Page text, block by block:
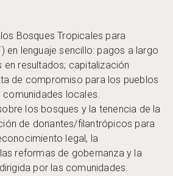
Bosques Tropicales para
en lenguaje sencillo: pagos a largo
en resultados; capitalización
de compromiso para los pueblos
comunidades locales.
los bosques y la tenencia de la
de donantes/filantrópicos para
legal, la
reformas de gobernanza y la
por las comunidades.